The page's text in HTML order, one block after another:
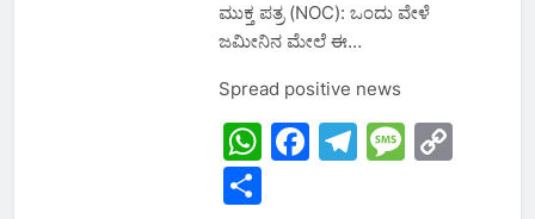
ಮುಕ್ತ ಪತ್ರ (NOC): ಒಂದು ವೇಳೆ
ಜಮೀನಿನ ಮೇಲೆ ಈ…
Spread positive news
WhatsApp
Facebook
Telegram
Share